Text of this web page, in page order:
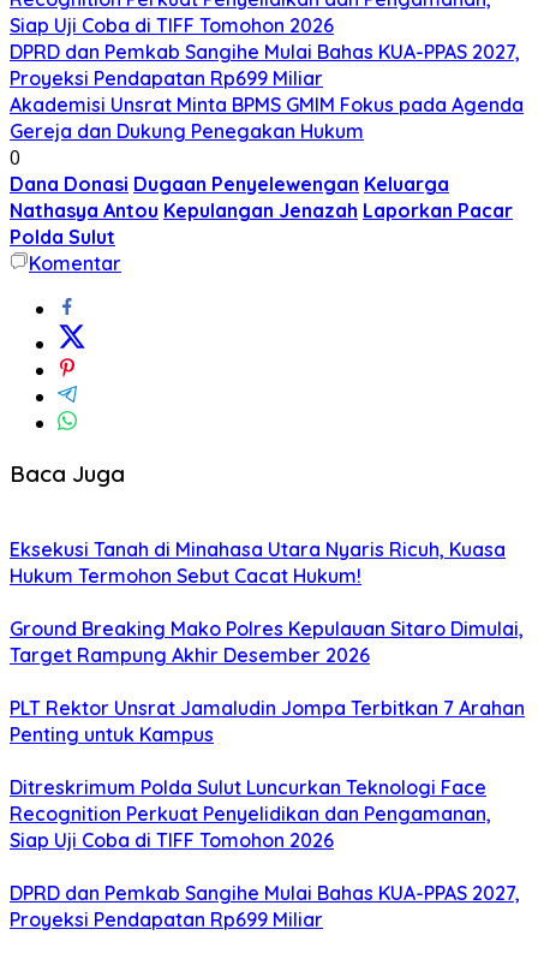
Siap Uji Coba di TIFF Tomohon 2026
DPRD dan Pemkab Sangihe Mulai Bahas KUA-PPAS 2027,
Proyeksi Pendapatan Rp699 Miliar
Akademisi Unsrat Minta BPMS GMIM Fokus pada Agenda
Gereja dan Dukung Penegakan Hukum
0
Dana Donasi Dugaan Penyelewengan Keluarga
Nathasya Antou Kepulangan Jenazah Laporkan Pacar
Polda Sulut
Komentar
Baca Juga
Eksekusi Tanah di Minahasa Utara Nyaris Ricuh, Kuasa
Hukum Termohon Sebut Cacat Hukum!
Ground Breaking Mako Polres Kepulauan Sitaro Dimulai,
Target Rampung Akhir Desember 2026
​PLT Rektor Unsrat Jamaludin Jompa Terbitkan 7 Arahan
Penting untuk Kampus
Ditreskrimum Polda Sulut Luncurkan Teknologi Face
Recognition Perkuat Penyelidikan dan Pengamanan,
Siap Uji Coba di TIFF Tomohon 2026
DPRD dan Pemkab Sangihe Mulai Bahas KUA-PPAS 2027,
Proyeksi Pendapatan Rp699 Miliar